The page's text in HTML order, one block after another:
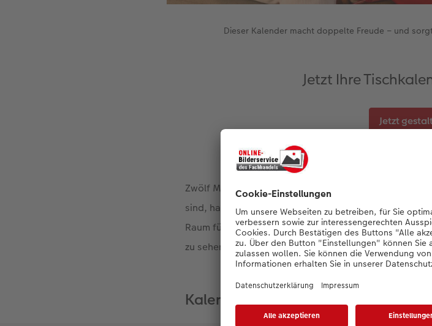
Dieser Kalender macht doppelte Freude – und
Jetzt Ihre
Jetzt
Zwölf Monate – eine Geschichte: Damit die beiden
sind, habe ich mich für das vertikale Format und eine
Raum für unsere Momentaufnahmen bietet. Wichtig
zu sehen ist – so gehen die Motive nahtlos
Kalender, die uns verbinden